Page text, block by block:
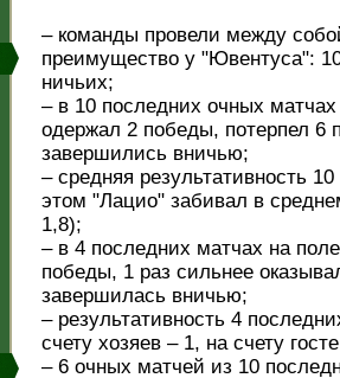
– команды провели между
преимущество у "Ювентуса":
ничьих;
– в 10 последних очных
одержал 2 победы, потерпел 6
завершились вничью;
– средняя результативность
этом "Лацио" забивал в
1,8);
– в 4 последних матчах на
победы, 1 раз сильнее
завершилась вничью;
– результативность 4
счету хозяев – 1, на счету
– 6 очных матчей из 10